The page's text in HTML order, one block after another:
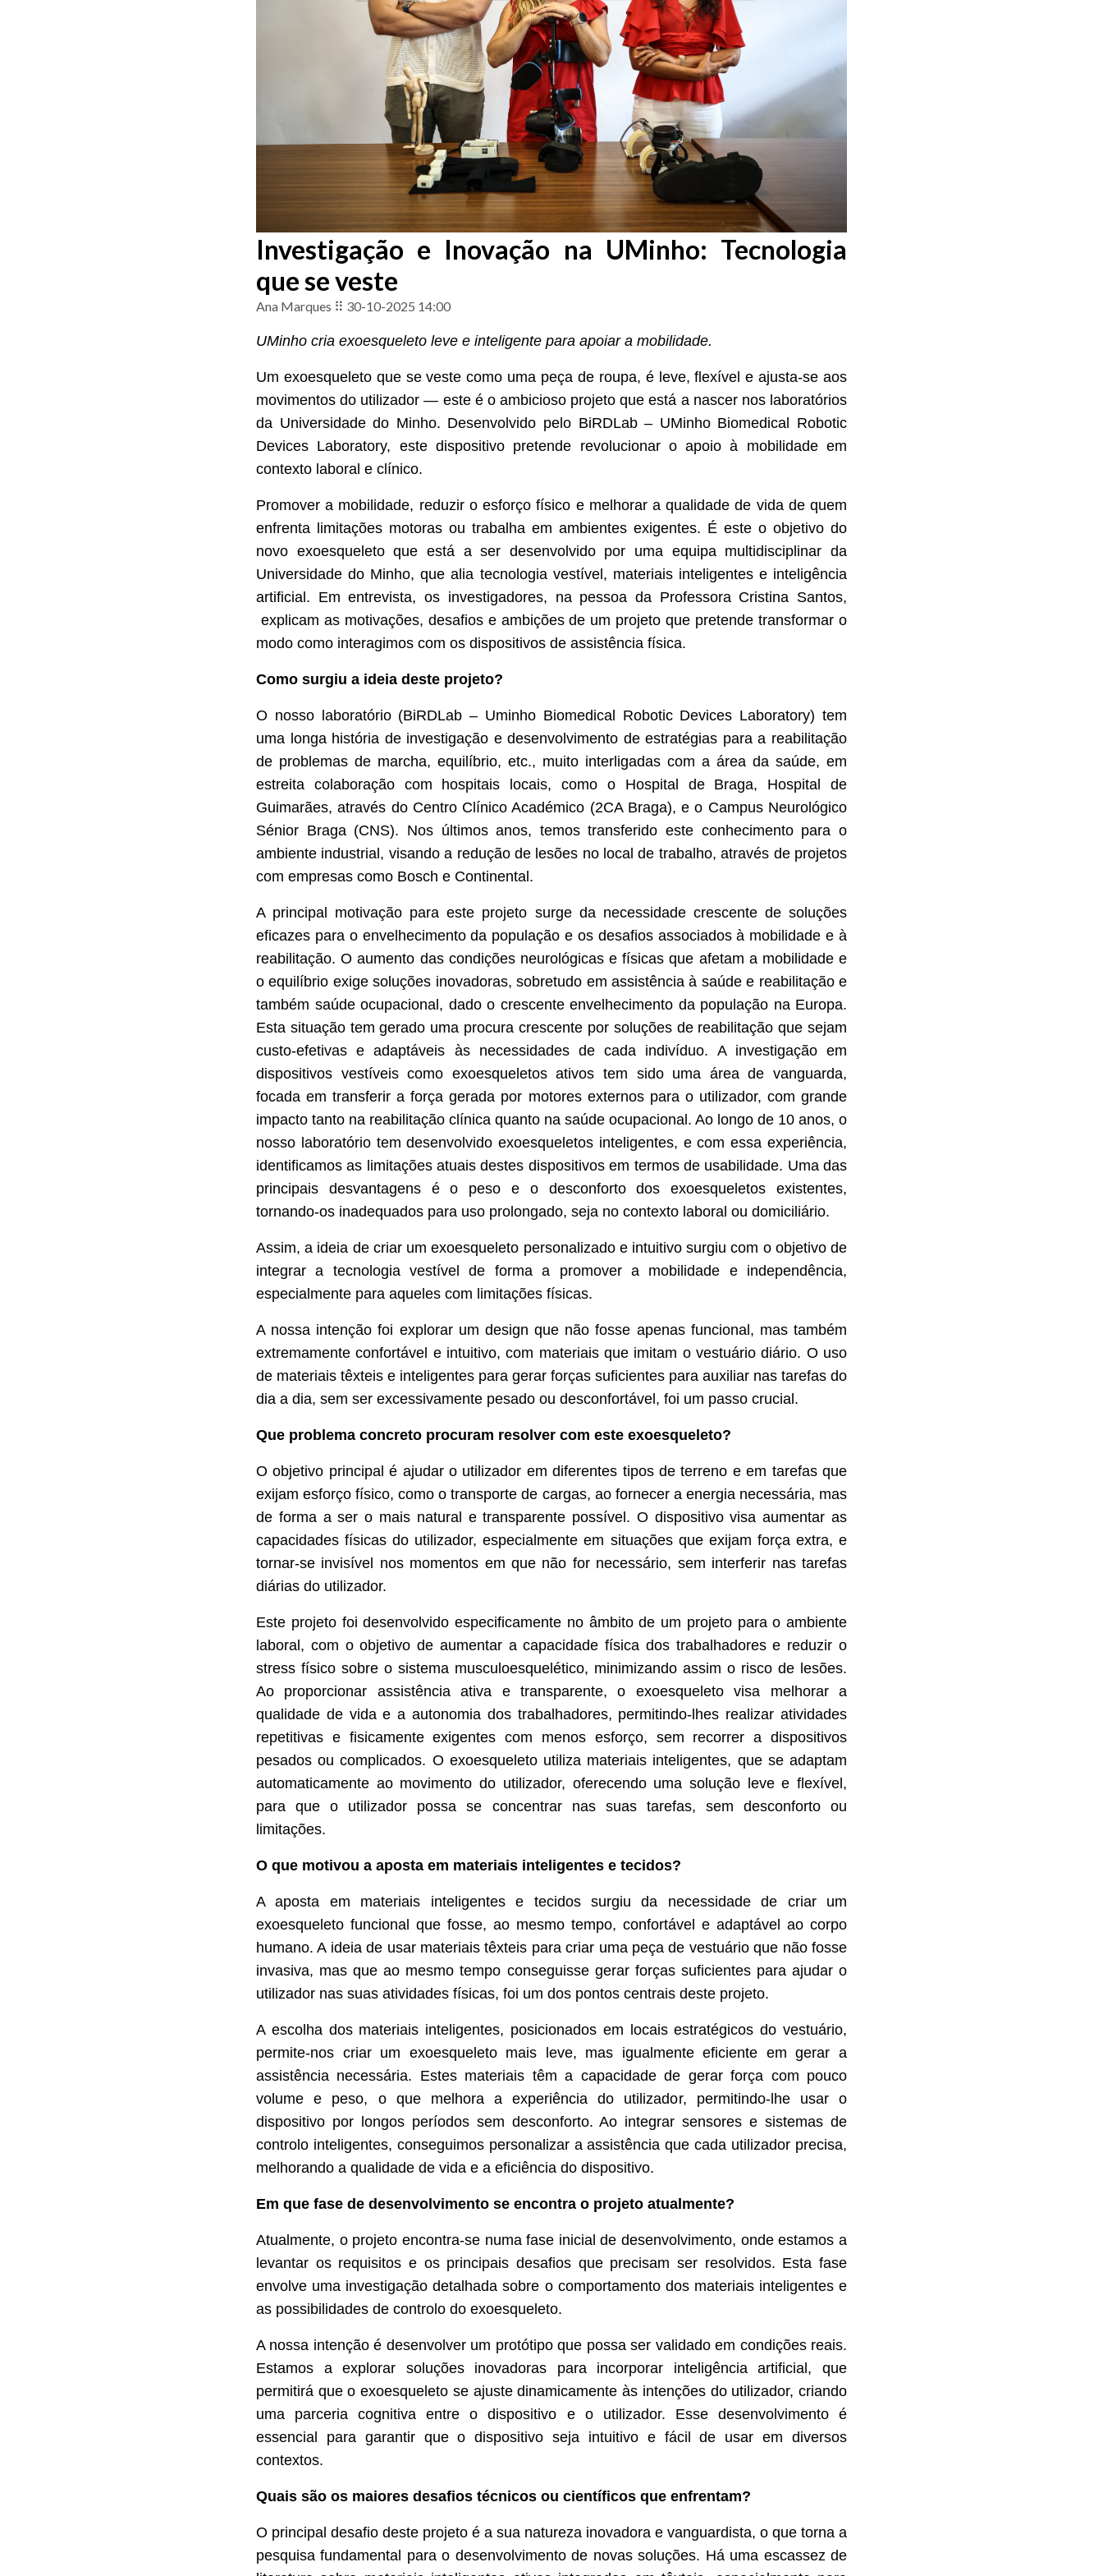
Investigação e Inovação na UMinho: Tecnologia
que se veste
Ana Marques ⠿ 30-10-2025 14:00
UMinho cria exoesqueleto leve e inteligente para apoiar a mobilidade.
Um exoesqueleto que se veste como uma peça de roupa, é leve, flexível e ajusta-se aos
movimentos do utilizador — este é o ambicioso projeto que está a nascer nos laboratórios
da Universidade do Minho. Desenvolvido pelo BiRDLab – UMinho Biomedical Robotic
Devices Laboratory, este dispositivo pretende revolucionar o apoio à mobilidade em
contexto laboral e clínico.
Promover a mobilidade, reduzir o esforço físico e melhorar a qualidade de vida de quem
enfrenta limitações motoras ou trabalha em ambientes exigentes. É este o objetivo do
novo exoesqueleto que está a ser desenvolvido por uma equipa multidisciplinar da
Universidade do Minho, que alia tecnologia vestível, materiais inteligentes e inteligência
artificial. Em entrevista, os investigadores, na pessoa da Professora Cristina Santos,
explicam as motivações, desafios e ambições de um projeto que pretende transformar o
modo como interagimos com os dispositivos de assistência física.
Como surgiu a ideia deste projeto?
O nosso laboratório (BiRDLab – Uminho Biomedical Robotic Devices Laboratory) tem
uma longa história de investigação e desenvolvimento de estratégias para a reabilitação
de problemas de marcha, equilíbrio, etc., muito interligadas com a área da saúde, em
estreita colaboração com hospitais locais, como o Hospital de Braga, Hospital de
Guimarães, através do Centro Clínico Académico (2CA Braga), e o Campus Neurológico
Sénior Braga (CNS). Nos últimos anos, temos transferido este conhecimento para o
ambiente industrial, visando a redução de lesões no local de trabalho, através de projetos
com empresas como Bosch e Continental.
A principal motivação para este projeto surge da necessidade crescente de soluções
eficazes para o envelhecimento da população e os desafios associados à mobilidade e à
reabilitação. O aumento das condições neurológicas e físicas que afetam a mobilidade e
o equilíbrio exige soluções inovadoras, sobretudo em assistência à saúde e reabilitação e
também saúde ocupacional, dado o crescente envelhecimento da população na Europa.
Esta situação tem gerado uma procura crescente por soluções de reabilitação que sejam
custo-efetivas e adaptáveis às necessidades de cada indivíduo. A investigação em
dispositivos vestíveis como exoesqueletos ativos tem sido uma área de vanguarda,
focada em transferir a força gerada por motores externos para o utilizador, com grande
impacto tanto na reabilitação clínica quanto na saúde ocupacional. Ao longo de 10 anos, o
nosso laboratório tem desenvolvido exoesqueletos inteligentes, e com essa experiência,
identificamos as limitações atuais destes dispositivos em termos de usabilidade. Uma das
principais desvantagens é o peso e o desconforto dos exoesqueletos existentes,
tornando-os inadequados para uso prolongado, seja no contexto laboral ou domiciliário.
Assim, a ideia de criar um exoesqueleto personalizado e intuitivo surgiu com o objetivo de
integrar a tecnologia vestível de forma a promover a mobilidade e independência,
especialmente para aqueles com limitações físicas.
A nossa intenção foi explorar um design que não fosse apenas funcional, mas também
extremamente confortável e intuitivo, com materiais que imitam o vestuário diário. O uso
de materiais têxteis e inteligentes para gerar forças suficientes para auxiliar nas tarefas do
dia a dia, sem ser excessivamente pesado ou desconfortável, foi um passo crucial.
Que problema concreto procuram resolver com este exoesqueleto?
O objetivo principal é ajudar o utilizador em diferentes tipos de terreno e em tarefas que
exijam esforço físico, como o transporte de cargas, ao fornecer a energia necessária, mas
de forma a ser o mais natural e transparente possível. O dispositivo visa aumentar as
capacidades físicas do utilizador, especialmente em situações que exijam força extra, e
tornar-se invisível nos momentos em que não for necessário, sem interferir nas tarefas
diárias do utilizador.
Este projeto foi desenvolvido especificamente no âmbito de um projeto para o ambiente
laboral, com o objetivo de aumentar a capacidade física dos trabalhadores e reduzir o
stress físico sobre o sistema musculoesquelético, minimizando assim o risco de lesões.
Ao proporcionar assistência ativa e transparente, o exoesqueleto visa melhorar a
qualidade de vida e a autonomia dos trabalhadores, permitindo-lhes realizar atividades
repetitivas e fisicamente exigentes com menos esforço, sem recorrer a dispositivos
pesados ou complicados. O exoesqueleto utiliza materiais inteligentes, que se adaptam
automaticamente ao movimento do utilizador, oferecendo uma solução leve e flexível,
para que o utilizador possa se concentrar nas suas tarefas, sem desconforto ou
limitações.
O que motivou a aposta em materiais inteligentes e tecidos?
A aposta em materiais inteligentes e tecidos surgiu da necessidade de criar um
exoesqueleto funcional que fosse, ao mesmo tempo, confortável e adaptável ao corpo
humano. A ideia de usar materiais têxteis para criar uma peça de vestuário que não fosse
invasiva, mas que ao mesmo tempo conseguisse gerar forças suficientes para ajudar o
utilizador nas suas atividades físicas, foi um dos pontos centrais deste projeto.
A escolha dos materiais inteligentes, posicionados em locais estratégicos do vestuário,
permite-nos criar um exoesqueleto mais leve, mas igualmente eficiente em gerar a
assistência necessária. Estes materiais têm a capacidade de gerar força com pouco
volume e peso, o que melhora a experiência do utilizador, permitindo-lhe usar o
dispositivo por longos períodos sem desconforto. Ao integrar sensores e sistemas de
controlo inteligentes, conseguimos personalizar a assistência que cada utilizador precisa,
melhorando a qualidade de vida e a eficiência do dispositivo.
Em que fase de desenvolvimento se encontra o projeto atualmente?
Atualmente, o projeto encontra-se numa fase inicial de desenvolvimento, onde estamos a
levantar os requisitos e os principais desafios que precisam ser resolvidos. Esta fase
envolve uma investigação detalhada sobre o comportamento dos materiais inteligentes e
as possibilidades de controlo do exoesqueleto.
A nossa intenção é desenvolver um protótipo que possa ser validado em condições reais.
Estamos a explorar soluções inovadoras para incorporar inteligência artificial, que
permitirá que o exoesqueleto se ajuste dinamicamente às intenções do utilizador, criando
uma parceria cognitiva entre o dispositivo e o utilizador. Esse desenvolvimento é
essencial para garantir que o dispositivo seja intuitivo e fácil de usar em diversos
contextos.
Quais são os maiores desafios técnicos ou científicos que enfrentam?
O principal desafio deste projeto é a sua natureza inovadora e vanguardista, o que torna a
pesquisa fundamental para o desenvolvimento de novas soluções. Há uma escassez de